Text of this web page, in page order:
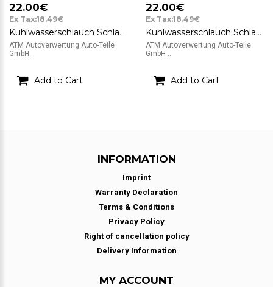
22.00€
Ex Tax:18.49€
Kühlwasserschlauch Schlauch Ford Focus C-Max 1.8 FoMoCo 3M5H8260EJ
ATM Autoverwertung Auto-Teile
GmbH ..
Add to Cart
22.00€
Ex Tax:18.49€
Kühlwasserschlauch Schlauch Ford KA 97KB8B273AK BJ 1996-2008 1,0i; 1,3i
ATM Autoverwertung Auto-Teile
GmbH ..
Add to Cart
INFORMATION
Imprint
Warranty Declaration
Terms & Conditions
Privacy Policy
Right of cancellation policy
Delivery Information
MY ACCOUNT